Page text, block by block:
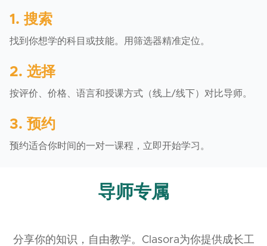
1. 搜索
找到你想学的科目或技能。用筛选器精准定位。
2. 选择
按评价、价格、语言和授课方式（线上/线下）对比导师。
3. 预约
预约适合你时间的一对一课程，立即开始学习。
导师专属
分享你的知识，自由教学。Clasora为你提供成长工